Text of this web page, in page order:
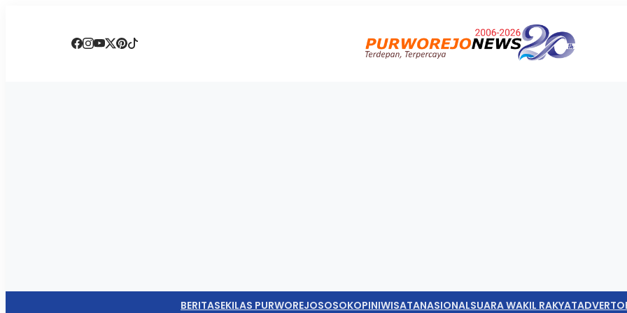
BERITASEKILAS PURWOREJOSOSOKOPINIWISATANASIONALSUARA WAKIL RAKYAT